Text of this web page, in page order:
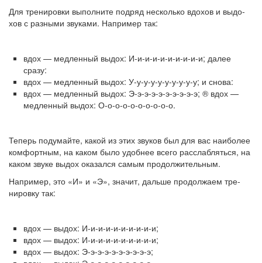
Для тренировки выполните подряд несколько вдохов и выдо­
хов с разными звуками. Например так:
вдох — медленный выдох: И-и-и-и-и-и-и-и-и-и; далее
сразу:
вдох — медленный выдох: У-у-у-у-у-у-у-у-у-у; и снова:
вдох — медленный выдох: Э-э-э-э-э-э-э-э-э-э; ® вдох —
медленный выдох: О-о-о-о-о-о-о-о-о-о.
Теперь подумайте, какой из этих звуков был для вас наиболее
комфортным, на каком было удобнее всего расслабляться, на
каком звуке выдох оказался самым продолжительным.
Например, это «И» и «Э», значит, дальше продолжаем тре­
нировку так:
вдох — выдох: И-и-и-и-и-и-и-и-и-и;
вдох — выдох: И-и-и-и-и-и-и-и-и-и;
вдох — выдох: Э-э-э-э-э-э-э-э-э-э;